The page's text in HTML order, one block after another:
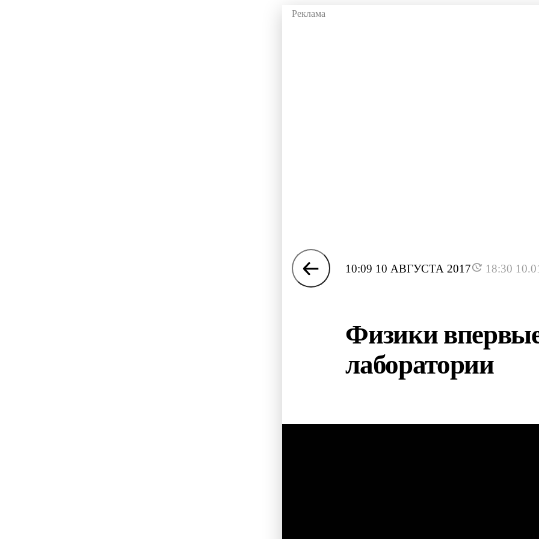
10:09 10 АВГУСТА 2017 18:30
Физики
лаборатории